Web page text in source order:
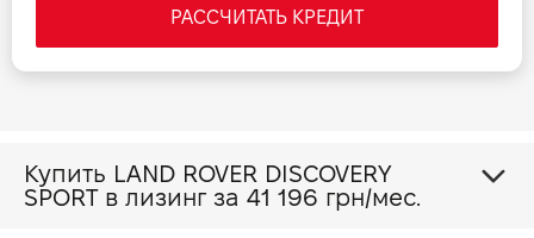
РАССЧИТАТЬ КРЕДИТ
Купить LAND ROVER DISCOVERY
SPORT в лизинг за 41 196 грн/мес.